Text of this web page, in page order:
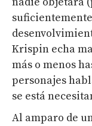
Krispin echa
más o menos
personajes
se está
Al amparo de